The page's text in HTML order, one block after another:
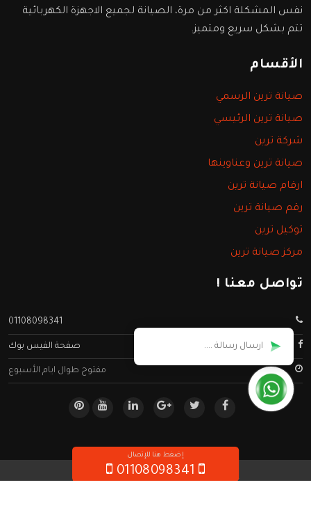
نفس المشكلة اكثر من مرة، الصيانة لجميع الاجهزة الكهربائية
تتم بشكل سريع ومتميز.
الأقسام
صيانة ترين الرسمي
صيانة ترين الرئيسي
شركة ترين
صيانة ترين وعناوينها
ارقام صيانة ترين
رقم صيانة ترين
توكيل ترين
مركز صيانة ترين
تواصل معنا !
01108098341
صفحة الفيس بوك
مفتوح طوال ايام الأسبوع
جميع الحقوق محفوظه ©صيانة ترين
إضغط هنا للإتصال
01108098341